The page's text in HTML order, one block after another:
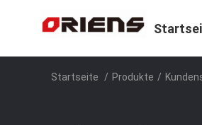
Startseite / Produkte /